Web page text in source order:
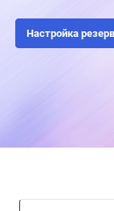
гарантией
специалистов
Настройка